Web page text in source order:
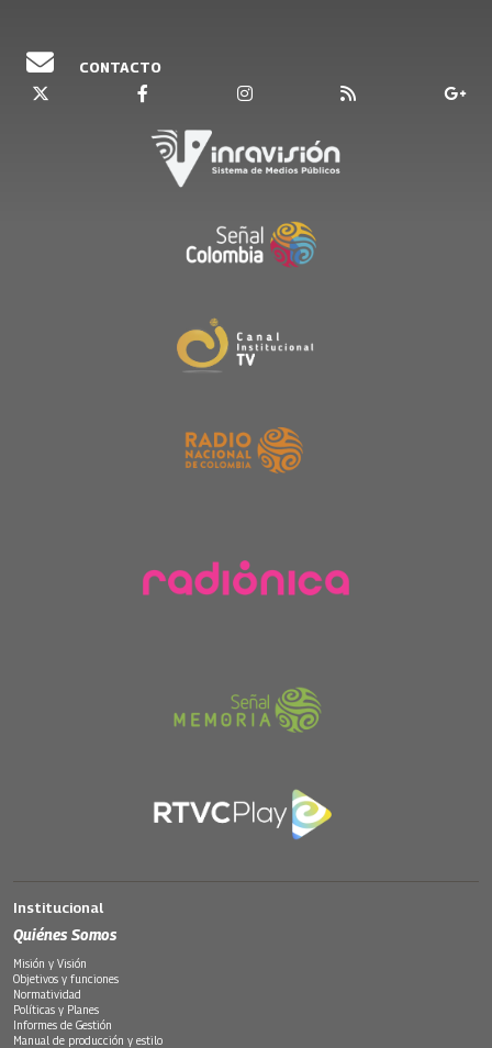
CONTACTO
Institucional
Quiénes Somos
Misión y Visión
Objetivos y funciones
Normatividad
Políticas y Planes
Informes de Gestión
Manual de producción y estilo